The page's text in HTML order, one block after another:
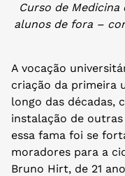
Curso de
alunos de fora –
A vocação
criação da primeira
longo das décadas,
instalação de
essa fama foi se
moradores para a
Bruno Hirt, de 21